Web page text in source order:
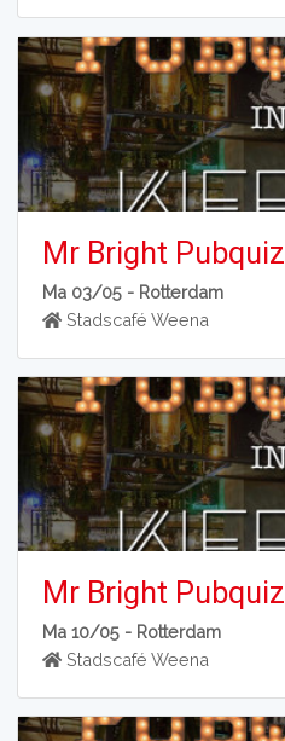
Mr Bright Pubquiz
Ma 03/05 - Rotterdam
Stadscafé Weena
Mr Bright Pubquiz
Ma 10/05 - Rotterdam
Stadscafé Weena